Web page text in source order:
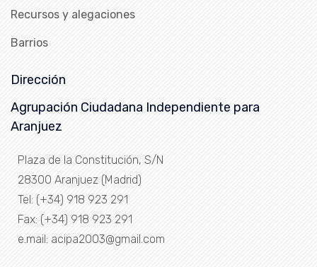
Recursos y alegaciones
Barrios
Dirección
Agrupación Ciudadana Independiente para
Aranjuez
Plaza de la Constitución, S/N
28300 Aranjuez (Madrid)
Tel: (+34) 918 923 291
Fax: (+34) 918 923 291
e.mail: acipa2003@gmail.com